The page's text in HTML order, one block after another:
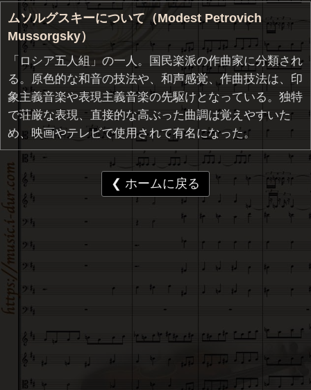
ムソルグスキーについて（Modest Petrovich
Mussorgsky）
「ロシア五人組」の一人。国民楽派の作曲家に分類され
る。原色的な和音の技法や、和声感覚、作曲技法は、印
象主義音楽や表現主義音楽の先駆けとなっている。独特
で荘厳な表現、直接的な高ぶった曲調は覚えやすいた
め、映画やテレビで使用されて有名になった。
❮ ホームに戻る